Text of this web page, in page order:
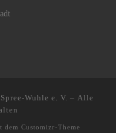
Wuhle e. V. – Alle
dem Customizr-Theme